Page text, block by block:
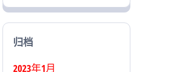
归档
2023年1月